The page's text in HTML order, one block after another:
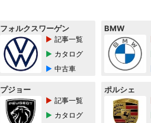
フォルクスワーゲン
記事一覧
カタログ
中古車
BMW
プジョー
記事一覧
カタログ
ポルシェ